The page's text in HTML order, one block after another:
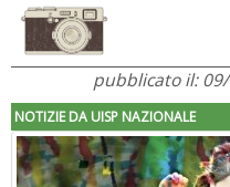
pubblicato il:
NOTIZIE DA UISP NAZIONALE